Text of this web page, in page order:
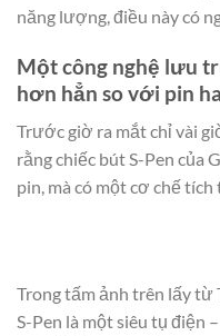
năng lượng, điều này có
Một công nghệ lưu
hơn hẳn so với pin
Trước giờ ra mắt chỉ vài
rằng chiếc bút S-Pen của
pin, mà có một cơ chế
Trong tấm ảnh trên lấy từ
S-Pen là một siêu tụ điện